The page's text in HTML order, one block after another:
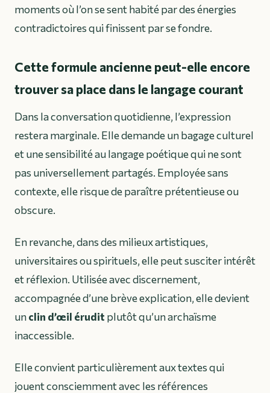
moments où l’on se sent habité par des énergies
contradictoires qui finissent par se fondre.
Cette formule ancienne peut-elle encore
trouver sa place dans le langage courant
Dans la conversation quotidienne, l’expression
restera marginale. Elle demande un bagage culturel
et une sensibilité au langage poétique qui ne sont
pas universellement partagés. Employée sans
contexte, elle risque de paraître prétentieuse ou
obscure.
En revanche, dans des milieux artistiques,
universitaires ou spirituels, elle peut susciter intérêt
et réflexion. Utilisée avec discernement,
accompagnée d’une brève explication, elle devient
unclin d’œil érudit plutôt qu’un archaïsme
inaccessible.
Elle convient particulièrement aux textes qui
jouent consciemment avec les références